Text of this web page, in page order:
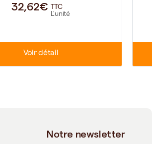
32,62€
TTC
L'unité
Voir détail
Notre newsletter